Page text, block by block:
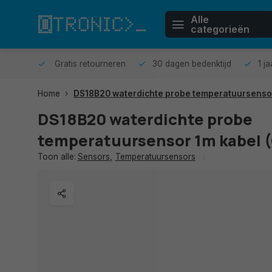
Alle
categorieën
Gratis retourneren 30 dagen bedenktijd 1
Home DS18B20 waterdichte probe temperatuursensor
DS18B20 waterdichte probe
temperatuursensor 1m kabel
Toon alle: Sensors Temperatuursensors